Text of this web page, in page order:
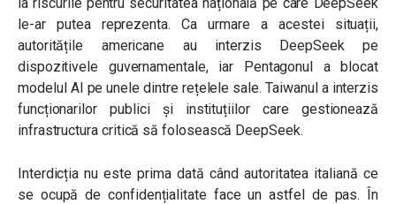
le-ar putea reprezenta. Ca urmare a acestei situații,
autoritățile americane au interzis DeepSeek pe
dispozitivele guvernamentale, iar Pentagonul a blocat
modelul AI pe unele dintre rețelele sale. Taiwanul a interzis
funcționarilor publici și instituțiilor care gestionează
infrastructura critică să folosească DeepSeek.
Interdicția nu este prima dată când autoritatea italiană ce
se ocupă de confidențialitate face un astfel de pas. În